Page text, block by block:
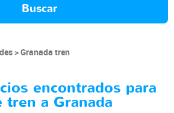
Buscar
Granada tren
encontrados para
a Granada